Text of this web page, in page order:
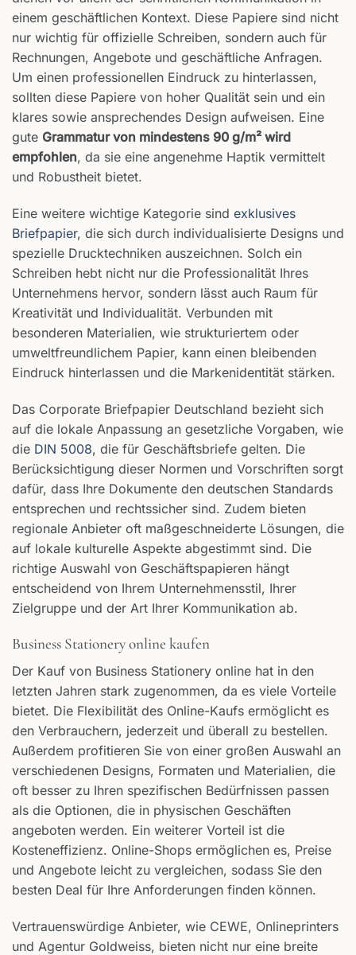
einem geschäftlichen Kontext. Diese Papiere sind nicht
nur wichtig für offizielle Schreiben, sondern auch für
Rechnungen, Angebote und geschäftliche Anfragen.
Um einen professionellen Eindruck zu hinterlassen,
sollten diese Papiere von hoher Qualität sein und ein
klares sowie ansprechendes Design aufweisen. Eine
gute Grammatur von mindestens 90 g/m² wird
empfohlen, da sie eine angenehme Haptik vermittelt
und Robustheit bietet.
Eine weitere wichtige Kategorie sind exklusives
Briefpapier, die sich durch individualisierte Designs und
spezielle Drucktechniken auszeichnen. Solch ein
Schreiben hebt nicht nur die Professionalität Ihres
Unternehmens hervor, sondern lässt auch Raum für
Kreativität und Individualität. Verbunden mit
besonderen Materialien, wie strukturiertem oder
umweltfreundlichem Papier, kann einen bleibenden
Eindruck hinterlassen und die Markenidentität stärken.
Das Corporate Briefpapier Deutschland bezieht sich
auf die lokale Anpassung an gesetzliche Vorgaben, wie
die DIN 5008, die für Geschäftsbriefe gelten. Die
Berücksichtigung dieser Normen und Vorschriften sorgt
dafür, dass Ihre Dokumente den deutschen Standards
entsprechen und rechtssicher sind. Zudem bieten
regionale Anbieter oft maßgeschneiderte Lösungen, die
auf lokale kulturelle Aspekte abgestimmt sind. Die
richtige Auswahl von Geschäftspapieren hängt
entscheidend von Ihrem Unternehmensstil, Ihrer
Zielgruppe und der Art Ihrer Kommunikation ab.
Business Stationery online kaufen
Der Kauf von Business Stationery online hat in den
letzten Jahren stark zugenommen, da es viele Vorteile
bietet. Die Flexibilität des Online-Kaufs ermöglicht es
den Verbrauchern, jederzeit und überall zu bestellen.
Außerdem profitieren Sie von einer großen Auswahl an
verschiedenen Designs, Formaten und Materialien, die
oft besser zu Ihren spezifischen Bedürfnissen passen
als die Optionen, die in physischen Geschäften
angeboten werden. Ein weiterer Vorteil ist die
Kosteneffizienz. Online-Shops ermöglichen es, Preise
und Angebote leicht zu vergleichen, sodass Sie den
besten Deal für Ihre Anforderungen finden können.
Vertrauenswürdige Anbieter, wie CEWE, Onlineprinters
und Agentur Goldweiss, bieten nicht nur eine breite